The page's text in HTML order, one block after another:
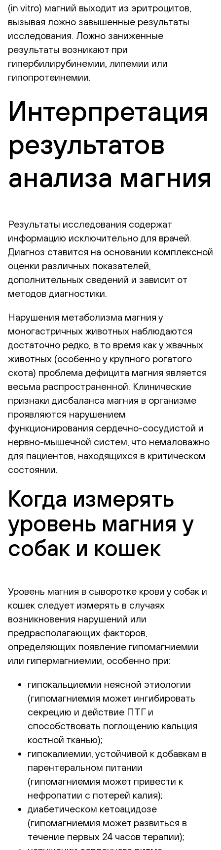
(in vitro) магний выходит из эритроцитов,
вызывая ложно завышенные результаты
исследования. Ложно заниженные
результаты возникают при
гипербилирубинемии, липемии или
гипопротеинемии.
Интерпретация
результатов
анализа магния
Результаты исследования содержат
информацию исключительно для врачей.
Диагноз ставится на основании комплексной
оценки различных показателей,
дополнительных сведений и зависит от
методов диагностики.
Нарушения метаболизма магния у
моногастричных животных наблюдаются
достаточно редко, в то время как у жвачных
животных (особенно у крупного рогатого
скота) проблема дефицита магния является
весьма распространенной. Клинические
признаки дисбаланса магния в организме
проявляются нарушением
функционирования сердечно-сосудистой и
нервно-мышечной систем, что немаловажно
для пациентов, находящихся в критическом
состоянии.
Когда измерять
уровень магния у
собак и кошек
Уровень магния в сыворотке крови у собак и
кошек следует измерять в случаях
возникновения нарушений или
предрасполагающих факторов,
определяющих появление гипомагниемии
или гипермагниемии, особенно при:
гипокальциемии неясной этиологии
(гипомагниемия может ингибировать
секрецию и действие ПТГ и
способствовать поглощению кальция
костной тканью);
гипокалиемии, устойчивой к добавкам в
парентеральном питании
(гипомагниемия может привести к
нефропатии с потерей калия);
диабетическом кетоацидозе
(гипомагниемия может развиться в
течение первых 24 часов терапии);